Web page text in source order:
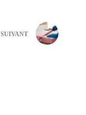
SUIVANT